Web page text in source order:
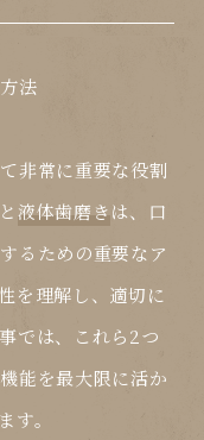
法
非常に重要な役割
と液体歯磨きは、口
るための重要なア
を理解し、適切に
では、これら2つ
能を最大限に活か
す。